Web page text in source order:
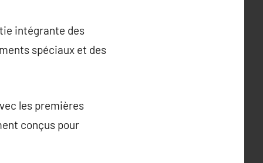
intégrante des
spéciaux et des
les premières
conçus pour